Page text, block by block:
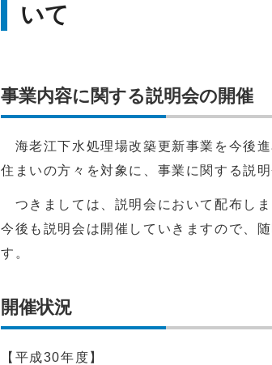
いて
事業内容に関する説明会の開催
海老江下水処理場改築更新事業を今後
住まいの方々を対象に、事業に関する説
つきましては、説明会において配布し
今後も説明会は開催していきますので、
す。
開催状況
【平成30年度】